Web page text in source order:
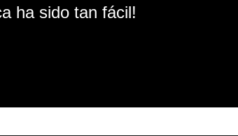
ha sido tan fácil!